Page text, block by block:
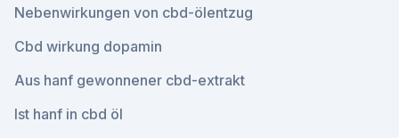
Nebenwirkungen von cbd-ölentzug
Cbd wirkung dopamin
Aus hanf gewonnener cbd-extrakt
Ist hanf in cbd öl